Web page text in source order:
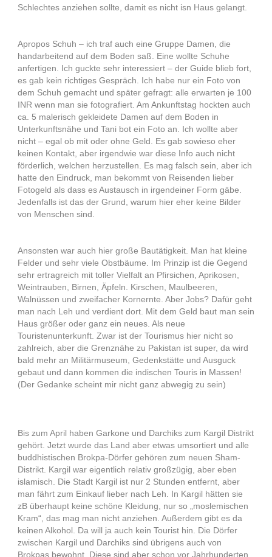
Schlechtes anziehen sollte, damit es nicht isn Haus gelangt.
Apropos Schuh – ich traf auch eine Gruppe Damen, die
handarbeitend auf dem Boden saß. Eine wollte Schuhe
anfertigen. Ich guckte sehr interessiert – der Guide blieb fort,
es gab kein richtiges Gespräch. Ich habe nur ein Foto von
dem Schuh gemacht und später gefragt: alle erwarten je 100
INR wenn man sie fotografiert. Am Ankunftstag hockten auch
ca. 5 malerisch gekleidete Damen auf dem Boden in
Unterkunftsnähe und Tani bot ein Foto an. Ich wollte aber
nicht – egal ob mit oder ohne Geld. Es gab sowieso eher
keinen Kontakt, aber irgendwie war diese Info auch nicht
förderlich, welchen herzustellen. Es mag falsch sein, aber ich
hatte den Eindruck, man bekommt von Reisenden lieber
Fotogeld als dass es Austausch in irgendeiner Form gäbe.
Jedenfalls ist das der Grund, warum hier eher keine Bilder
von Menschen sind.
Ansonsten war auch hier große Bautätigkeit. Man hat kleine
Felder und sehr viele Obstbäume. Im Prinzip ist die Gegend
sehr ertragreich mit toller Vielfalt an Pfirsichen, Aprikosen,
Weintrauben, Birnen, Äpfeln. Kirschen, Maulbeeren,
Walnüssen und zweifacher Kornernte. Aber Jobs? Dafür geht
man nach Leh und verdient dort. Mit dem Geld baut man sein
Haus größer oder ganz ein neues. Als neue
Touristenunterkunft. Zwar ist der Tourismus hier nicht so
zahlreich, aber die Grenznähe zu Pakistan ist super, da wird
bald mehr an Militärmuseum, Gedenkstätte und Ausguck
gebaut und dann kommen die indischen Touris in Massen!
(Der Gedanke scheint mir nicht ganz abwegig zu sein)
Bis zum April haben Garkone und Darchiks zum Kargil Distrikt
gehört. Jetzt wurde das Land aber etwas umsortiert und alle
buddhistischen Brokpa-Dörfer gehören zum neuen Sham-
Distrikt. Kargil war eigentlich relativ großzügig, aber eben
islamisch. Die Stadt Kargil ist nur 2 Stunden entfernt, aber
man fährt zum Einkauf lieber nach Leh. In Kargil hätten sie
zB überhaupt keine schöne Kleidung, nur so „moslemischen
Kram“, das mag man nicht anziehen. Außerdem gibt es da
keinen Alkohol. Da will ja auch kein Tourist hin. Die Dörfer
zwischen Kargil und Darchiks sind übrigens auch von
Brokpas bewohnt. Diese sind aber schon vor Jahrhunderten